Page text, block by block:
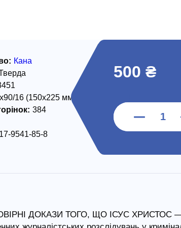
500 ₴
Кана
16 (150х225 мм)
384
9541-85-8
ДОКАЗИ ТОГО, ЩО ІСУС ХРИСТОС